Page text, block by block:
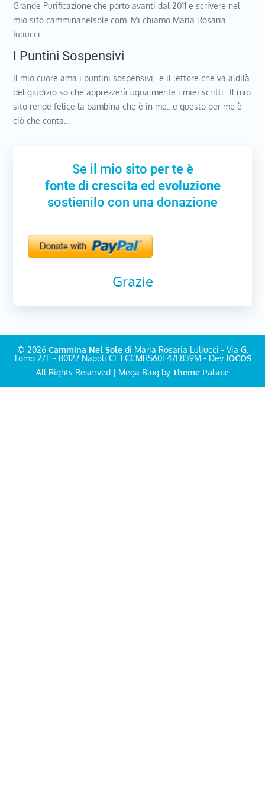
Grande Purificazione che porto avanti dal 2011 e scrivere nel
mio sito camminanelsole.com. Mi chiamo Maria Rosaria
Iuliucci
I Puntini Sospensivi
Il mio cuore ama i puntini sospensivi…e il lettore che va aldilà
del giudizio so che apprezzerà ugualmente i miei scritti…Il mio
sito rende felice la bambina che è in me…e questo per me è
ciò che conta…
Se il mio sito per te è
fonte di crescita ed evoluzione
sostienilo con una donazione
Grazie
© 2026 Cammina Nel Soledi Maria Rosaria Luliucci - Via G.
Tomo 2/E - 80127 Napoli CF LCCMRS60E47F839M - Dev IOCOS
All Rights Reserved | Mega Blog by Theme Palace